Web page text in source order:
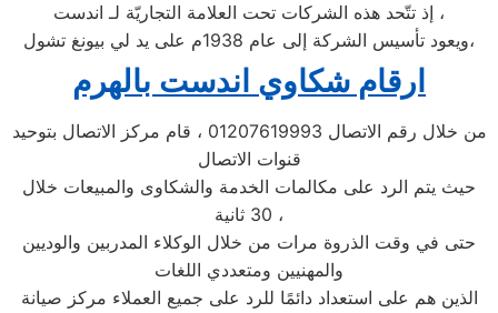
إذ تتّحد هذه الشركات تحت العلامة التجاريّة لـ اندست ،
ويعود تأسيس الشركة إلى عام 1938م على يد لي بيونغ تشول،
ارقام شكاوي اندست بالهرم
من خلال رقم الاتصال 01207619993 ، قام مركز الاتصال بتوحيد
قنوات الاتصال
حيث يتم الرد على مكالمات الخدمة والشكاوى والمبيعات خلال
30 ثانية ،
حتى في وقت الذروة مرات من خلال الوكلاء المدربين والوديين
والمهنيين ومتعددي اللغات
الذين هم على استعداد دائمًا للرد على جميع العملاء مركز صيانة